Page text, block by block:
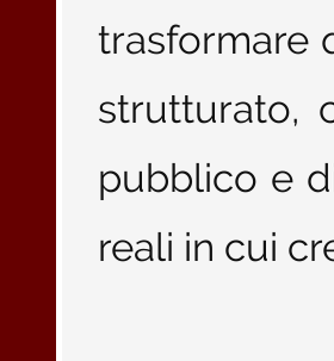
trasformare
strutturato,
pubblico e
reali in cui